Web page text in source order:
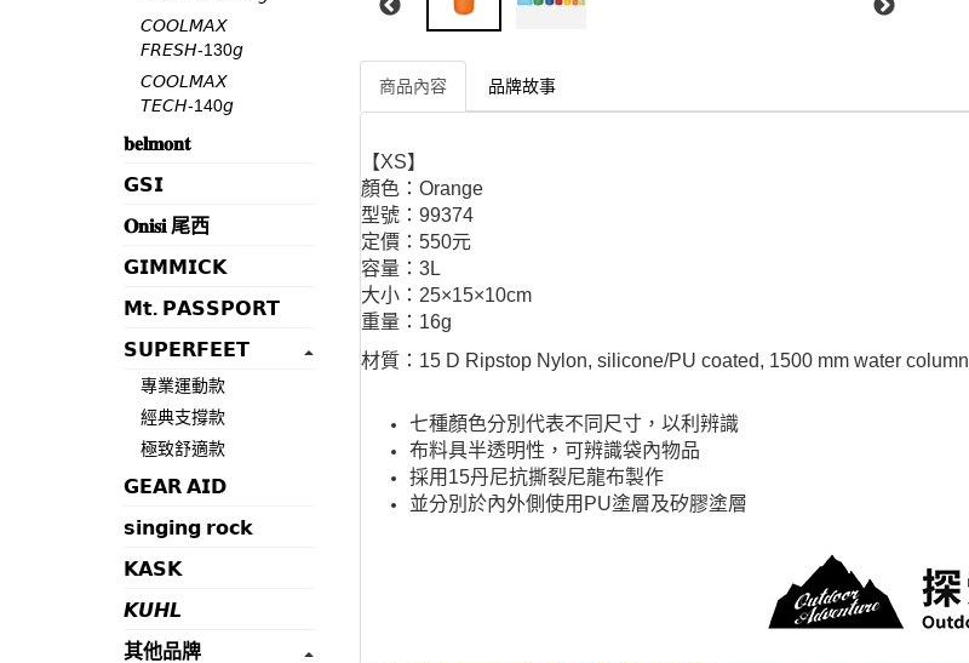
𝘊𝘖𝘖𝘓𝘔𝘈𝘟
𝘍𝘙𝘌𝘚𝘏-130𝘨
𝘊𝘖𝘖𝘓𝘔𝘈𝘟
𝘛𝘌𝘊𝘏-140𝘨
𝐛𝐞𝐥𝐦𝐨𝐧𝐭
𝗚𝗦𝗜
𝐎𝐧𝐢𝐬𝐢 尾西
𝗚𝗜𝗠𝗠𝗜𝗖𝗞
𝗠𝘁. 𝗣𝗔𝗦𝗦𝗣𝗢𝗥𝗧
𝗦𝗨𝗣𝗘𝗥𝗙𝗘𝗘𝗧
專業運動款
經典支撐款
極致舒適款
𝗚𝗘𝗔𝗥 𝗔𝗜𝗗
𝘀𝗶𝗻𝗴𝗶𝗻𝗴 𝗿𝗼𝗰𝗸
𝗞𝗔𝗦𝗞
𝙆𝙐𝙃𝙇
其他品牌
商品內容 品牌故事
【XS】
顏色：Orange
型號：99374
定價：550元
容量：3L
大小：25×15×10cm
重量：16g
材質：15 D Ripstop Nylon, silicone/PU coated, 1500 mm water column
七種顏色分別代表不同尺寸，以利辨識
布料具半透明性，可辨識袋內物品
採用15丹尼抗撕裂尼龍布製作
並分別於內外側使用PU塗層及矽膠塗層